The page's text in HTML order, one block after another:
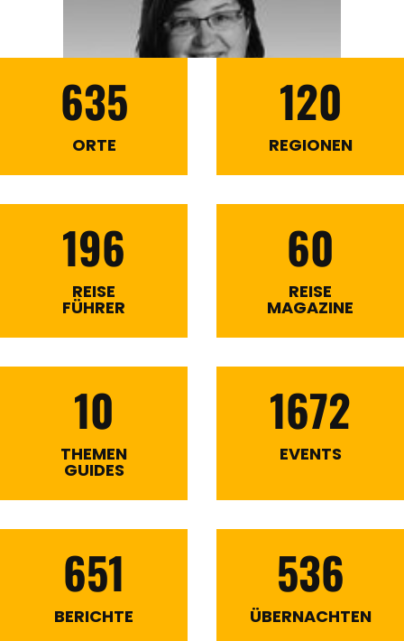
635
ORTE
120
REGIONEN
196
REISE
FÜHRER
60
REISE
MAGAZINE
10
THEMEN
GUIDES
1672
EVENTS
651
BERICHTE
536
ÜBERNACHTEN